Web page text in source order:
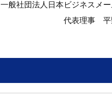
一般社団法人日本ビジネスメ
代表理事 平